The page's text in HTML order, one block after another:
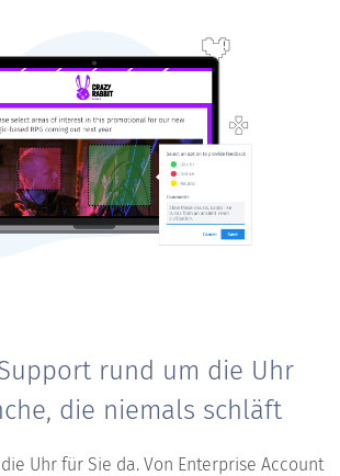
rund um die Uhr
die niemals schläft
Uhr für Sie da. Von Enterprise Account